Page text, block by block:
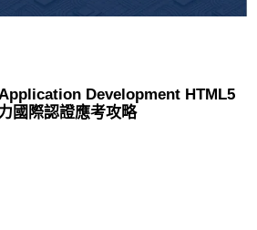
Development HTML5
國際認證應考攻略